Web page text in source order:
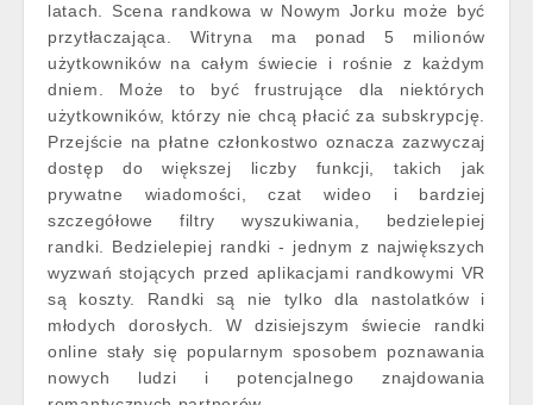
latach. Scena randkowa w Nowym Jorku może być
przytłaczająca. Witryna ma ponad 5 milionów
użytkowników na całym świecie i rośnie z każdym
dniem. Może to być frustrujące dla niektórych
użytkowników, którzy nie chcą płacić za subskrypcję.
Przejście na płatne członkostwo oznacza zazwyczaj
dostęp do większej liczby funkcji, takich jak
prywatne wiadomości, czat wideo i bardziej
szczegółowe filtry wyszukiwania, bedzielepiej
randki. Bedzielepiej randki - jednym z największych
wyzwań stojących przed aplikacjami randkowymi VR
są koszty. Randki są nie tylko dla nastolatków i
młodych dorosłych. W dzisiejszym świecie randki
online stały się popularnym sposobem poznawania
nowych ludzi i potencjalnego znajdowania